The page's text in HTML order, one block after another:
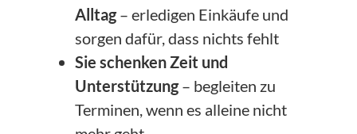
Alltag– erledigen Einkäufe und
sorgen dafür, dass nichts fehlt
Sie schenken Zeit und
Unterstützung– begleiten zu
Terminen, wenn es alleine nicht